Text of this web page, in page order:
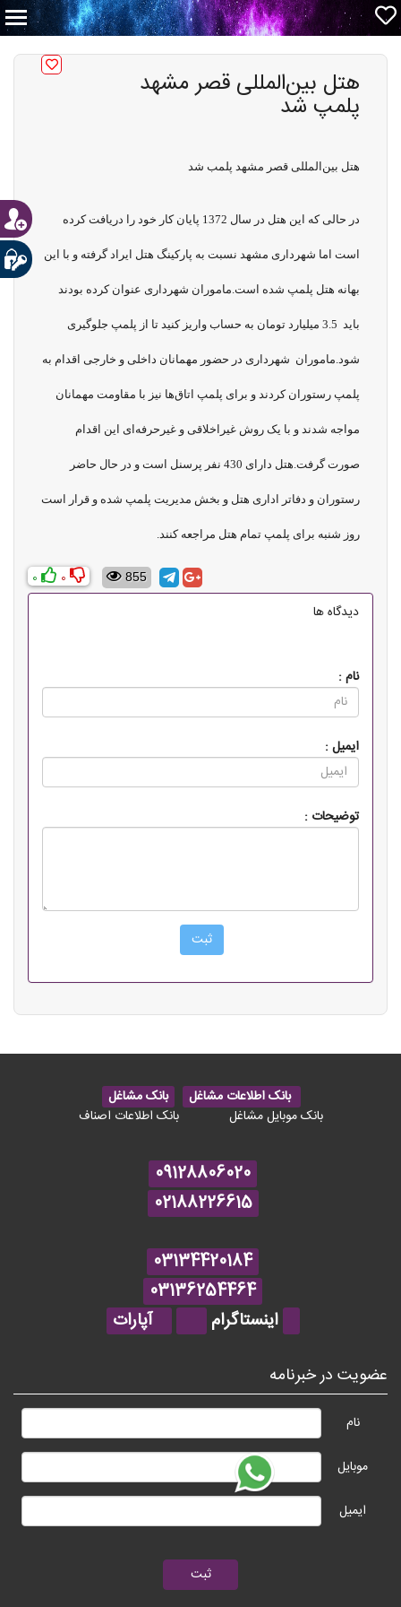
هتل بین‌المللی قصر مشهد
پلمپ شد
هتل بین‌المللی قصر مشهد پلمب شد
در حالی که این هتل در سال 1372 پایان کار خود را دریافت کرده
است اما شهرداری مشهد نسبت به پارکینگ هتل ایراد گرفته و با این
بهانه هتل پلمپ شده است.ماموران شهرداری عنوان کرده بودند
باید 3.5 میلیارد تومان به حساب واریز کنید تا از پلمپ جلوگیری
شود.ماموران شهرداری در حضور مهمانان داخلی و خارجی اقدام به
پلمپ رستوران کردند و برای پلمپ اتاق‌ها نیز با مقاومت مهمانان
مواجه شدند و با یک روش غیراخلاقی و غیرحرفه‌ای این اقدام
صورت گرفت.هتل دارای 430 نفر پرسنل است و در حال حاضر
رستوران و دفاتر اداری هتل و بخش مدیریت پلمپ شده و قرار است
روز شنبه برای پلمپ تمام هتل مراجعه کنند.
855
0
0
دیدگاه ها
نام :
ایمیل :
توضیحات :
بانک اطلاعات مشاغل
بانک مشاغل
بانک موبایل مشاغل
بانک اطلاعات اصناف
09128806020
02188226615
03134420184
03136254464
اینستاگرام
آپارات
عضویت در خبرنامه
نام
موبایل
ایمیل